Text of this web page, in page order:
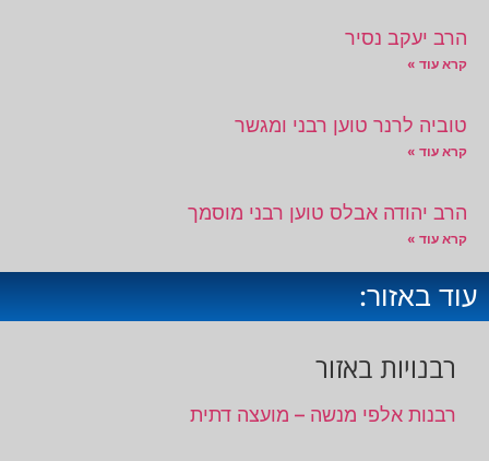
הרב יעקב נסיר
קרא עוד »
טוביה לרנר טוען רבני ומגשר
קרא עוד »
הרב יהודה אבלס טוען רבני מוסמך
קרא עוד »
עוד באזור:
רבנויות באזור
רבנות אלפי מנשה – מועצה דתית